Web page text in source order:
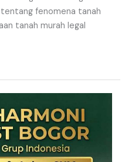
tentang fenomena tanah
tanah murah legal